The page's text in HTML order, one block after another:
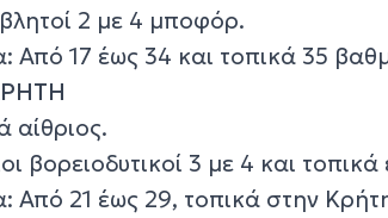
2 με 4 μποφόρ.
Από 17 έως 34 και τοπικά 35
αίθριος.
βορειοδυτικοί 3 με 4 και
Από 21 έως 29, τοπικά στην